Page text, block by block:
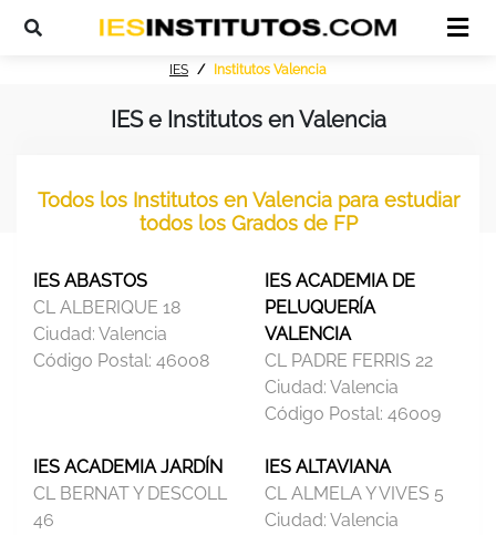
IES Institutos Valencia
IES e Institutos en Valencia
Todos los Institutos en Valencia para estudiar
todos los Grados de FP
IES ABASTOS
CL ALBERIQUE 18
Ciudad: Valencia
Código Postal: 46008
IES ACADEMIA DE
PELUQUERÍA
VALENCIA
CL PADRE FERRIS 22
Ciudad: Valencia
Código Postal: 46009
IES ACADEMIA JARDÍN
CL BERNAT Y DESCOLL
46
IES ALTAVIANA
CL ALMELA Y VIVES 5
Ciudad: Valencia